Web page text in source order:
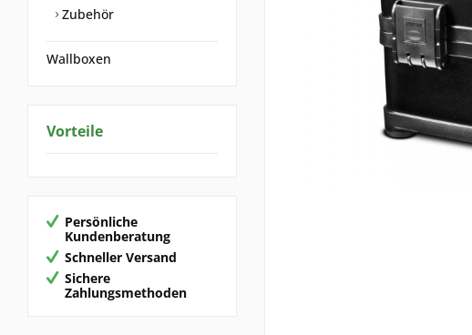
Zubehör
Wallboxen
Vorteile
Persönliche
Kundenberatung
Schneller Versand
Sichere
Zahlungsmethoden